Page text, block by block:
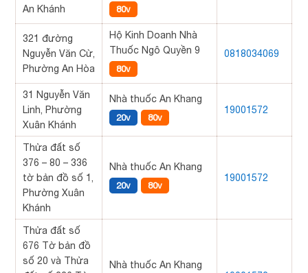
An Khánh
80v
321 đường
Nguyễn Văn Cừ,
Phường An Hòa
Hộ Kinh Doanh Nhà
Thuốc Ngô Quyền 9
80v
0818034069
31 Nguyễn Văn
Linh, Phường
Xuân Khánh
Nhà thuốc An Khang
20v 80v
19001572
Thửa đất số
376 – 80 – 336
tờ bản đồ số 1,
Phường Xuân
Khánh
Nhà thuốc An Khang
20v 80v
19001572
Thửa đất số
676 Tờ bản đồ
số 20 và Thửa
Nhà thuốc An Khang